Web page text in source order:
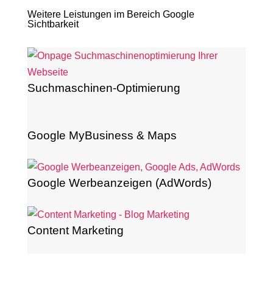
Weitere Leistungen im Bereich Google
Sichtbarkeit
Suchmaschinen-Optimierung
Google MyBusiness & Maps
Google Werbeanzeigen (AdWords)
Content Marketing